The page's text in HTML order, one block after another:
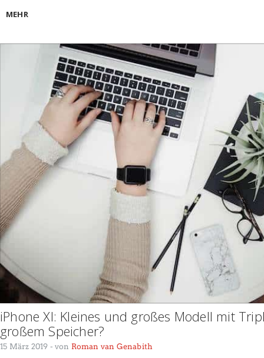
MEHR
iPhone XI: Kleines und großes Modell mit
großem Speicher?
15 März 2019 - von Roman van Genabith